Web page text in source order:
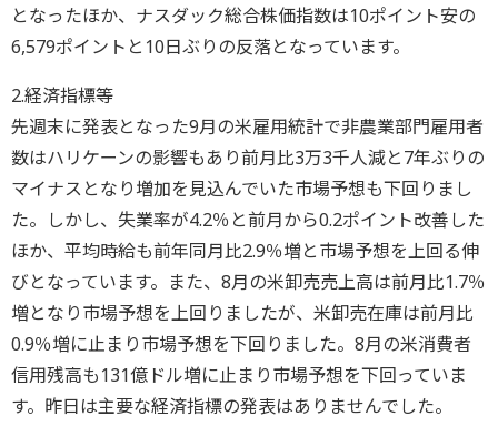
となったほか、ナスダック総合株価指数は10ポイント安の
6,579ポイントと10日ぶりの反落となっています。
2.経済指標等
先週末に発表となった9月の米雇用統計で非農業部門雇用者
数はハリケーンの影響もあり前月比3万3千人減と7年ぶりの
マイナスとなり増加を見込んでいた市場予想も下回りまし
た。しかし、失業率が4.2％と前月から0.2ポイント改善した
ほか、平均時給も前年同月比2.9％増と市場予想を上回る伸
びとなっています。また、8月の米卸売売上高は前月比1.7％
増となり市場予想を上回りましたが、米卸売在庫は前月比
0.9％増に止まり市場予想を下回りました。8月の米消費者
信用残高も131億ドル増に止まり市場予想を下回っていま
す。昨日は主要な経済指標の発表はありませんでした。